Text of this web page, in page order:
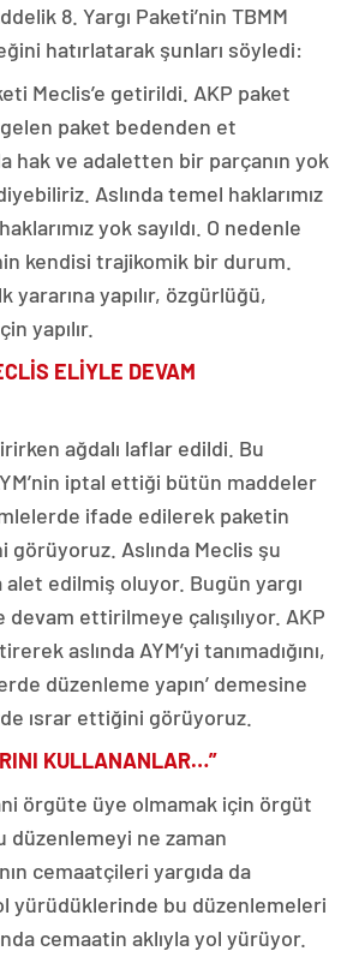
8. Yargı Paketi’nin TBMM
hatırlatarak şunları söyledi:
Meclis’e getirildi. AKP paket
paket bedenden et
hak ve adaletten bir parçanın yok
Aslında temel haklarımız
yok sayıldı. O nedenle
kendisi trajikomik bir durum.
yapılır, özgürlüğü,
yapılır.
ELİYLE DEVAM
ağdalı laflar edildi. Bu
iptal ettiği bütün maddeler
ifade edilerek paketin
Aslında Meclis şu
alet edilmiş oluyor. Bugün yargı
ettirilmeye çalışılıyor. AKP
aslında AYM’yi tanımadığını,
düzenleme yapın’ demesine
ısrar ettiğini görüyoruz.
KULLANANLAR…”
örgüte üye olmamak için örgüt
düzenlemeyi ne zaman
cemaatçileri yargıda da
yürüdüklerinde bu düzenlemeleri
cemaatin aklıyla yol yürüyor.